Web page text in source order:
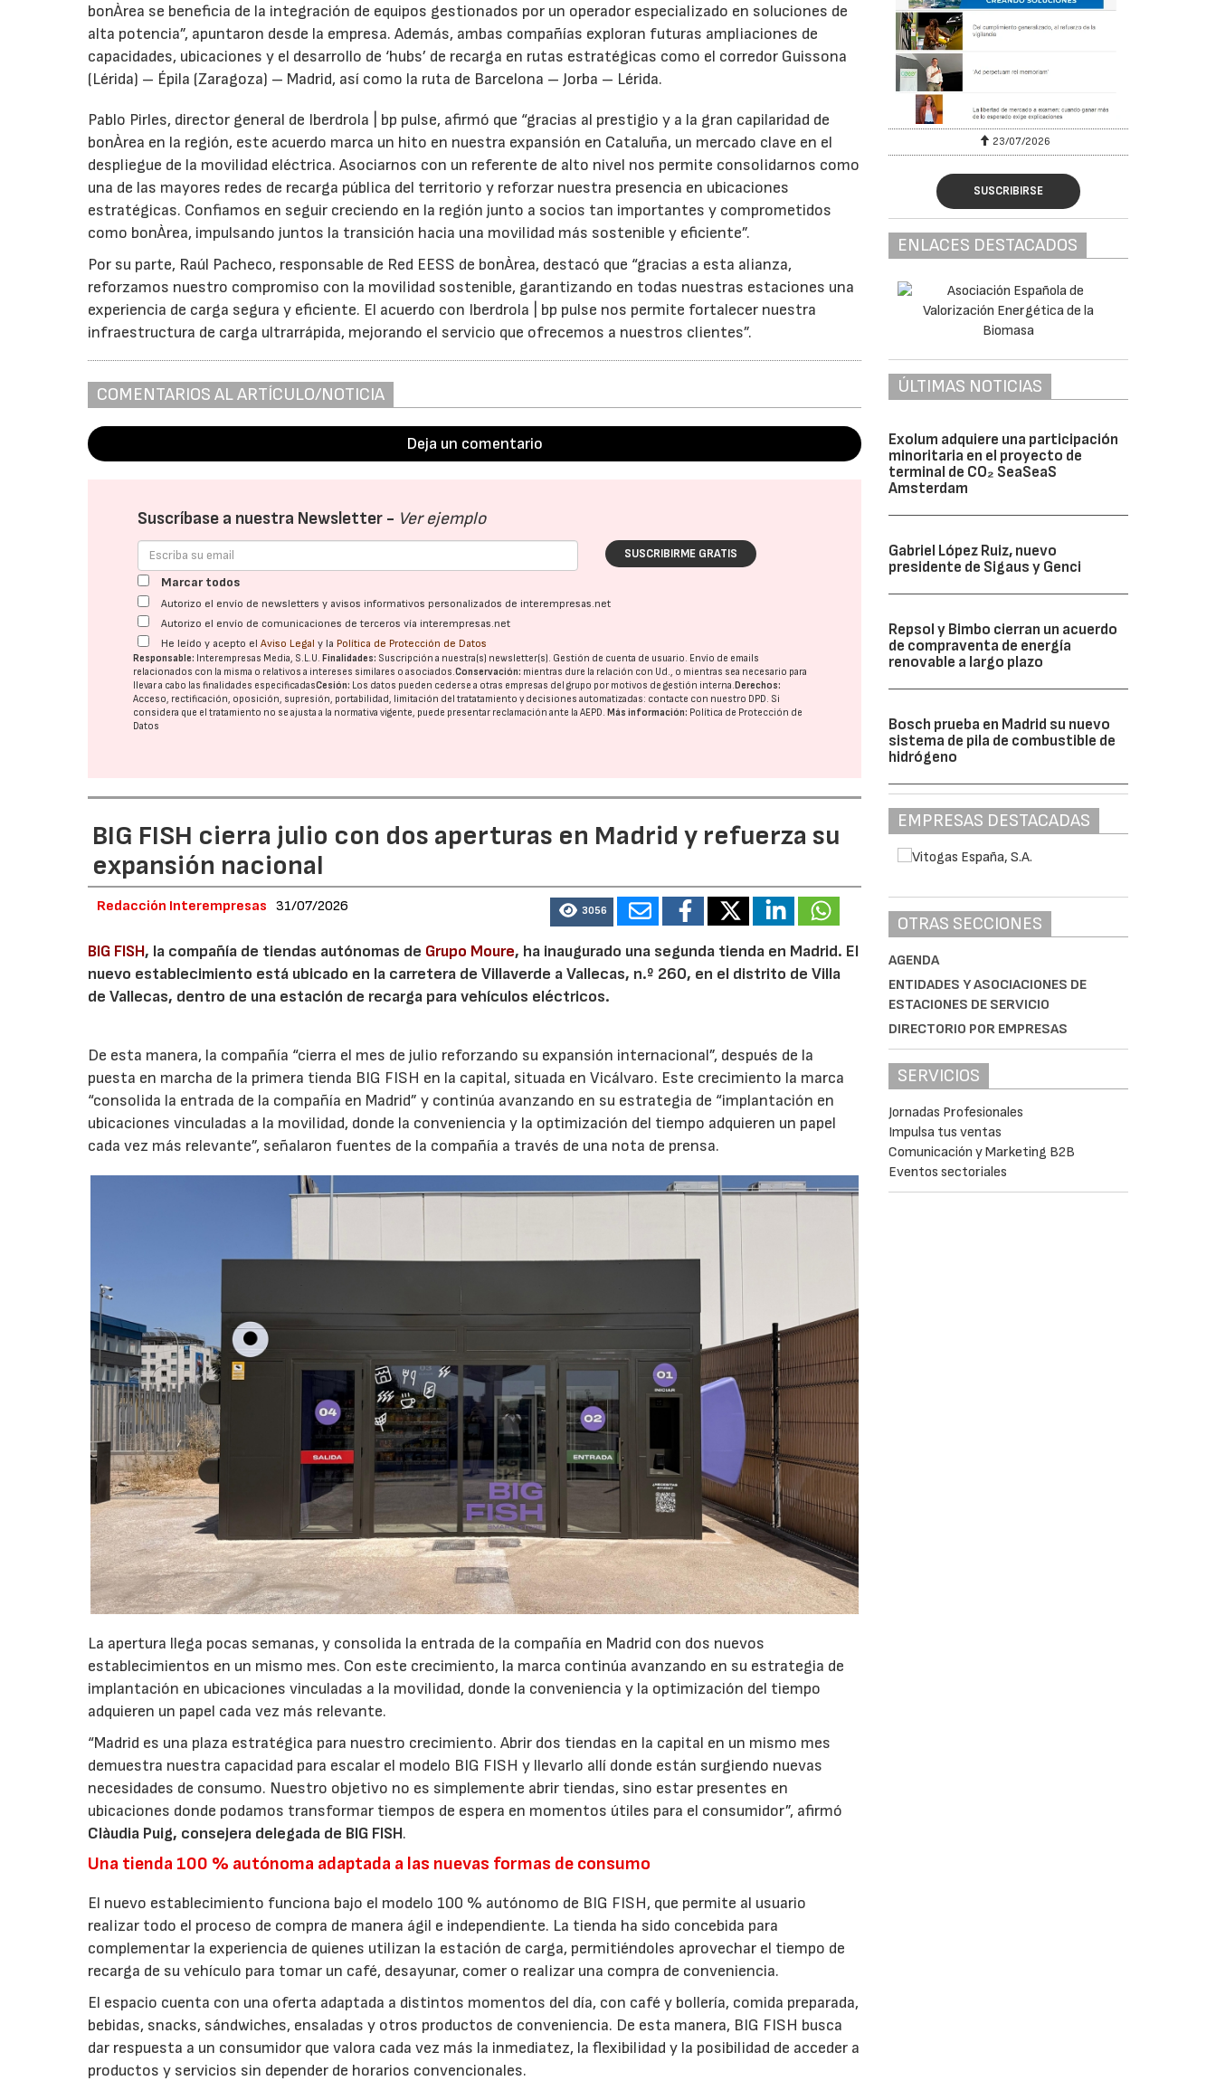
bonÀrea se beneficia de la integración de equipos gestionados por un operador especializado en soluciones de
alta potencia”, apuntaron desde la empresa. Además, ambas compañías exploran futuras ampliaciones de
capacidades, ubicaciones y el desarrollo de ‘hubs’ de recarga en rutas estratégicas como el corredor Guissona
(Lérida) – Épila (Zaragoza) – Madrid, así como la ruta de Barcelona – Jorba – Lérida.
Pablo Pirles, director general de Iberdrola | bp pulse, afirmó que “gracias al prestigio y a la gran capilaridad de
bonÀrea en la región, este acuerdo marca un hito en nuestra expansión en Cataluña, un mercado clave en el
despliegue de la movilidad eléctrica. Asociarnos con un referente de alto nivel nos permite consolidarnos como
una de las mayores redes de recarga pública del territorio y reforzar nuestra presencia en ubicaciones
estratégicas. Confiamos en seguir creciendo en la región junto a socios tan importantes y comprometidos
como bonÀrea, impulsando juntos la transición hacia una movilidad más sostenible y eficiente”.
Por su parte, Raúl Pacheco, responsable de Red EESS de bonÀrea, destacó que “gracias a esta alianza,
reforzamos nuestro compromiso con la movilidad sostenible, garantizando en todas nuestras estaciones una
experiencia de carga segura y eficiente. El acuerdo con Iberdrola | bp pulse nos permite fortalecer nuestra
infraestructura de carga ultrarrápida, mejorando el servicio que ofrecemos a nuestros clientes”.
COMENTARIOS AL ARTÍCULO/NOTICIA
Deja un comentario
Suscríbase a nuestra Newsletter - Ver ejemplo
SUSCRIBIRME GRATIS
Marcar todos
Autorizo el envío de newsletters y avisos informativos personalizados de interempresas.net
Autorizo el envío de comunicaciones de terceros vía interempresas.net
He leído y acepto elAviso Legal y la Política de Protección de Datos
Responsable: Interempresas Media, S.L.U.Finalidades: Suscripción a nuestra(s) newsletter(s). Gestión de cuenta de usuario. Envío de emails
relacionados con la misma o relativos a intereses similares o asociados.Conservación: mientras dure la relación con Ud., o mientras sea necesario para
llevar a cabo las finalidades especificadasCesión: Los datos pueden cederse a otras empresas del grupo por motivos de gestión interna.Derechos:
Acceso, rectificación, oposición, supresión, portabilidad, limitación del tratatamiento y decisiones automatizadas: contacte con nuestro DPD. Si
considera que el tratamiento no se ajusta a la normativa vigente, puede presentar reclamación ante laAEPD.Más información: Política de Protección de
Datos
BIG FISH cierra julio con dos aperturas en Madrid y refuerza su
expansión nacional
Redacción Interempresas 31/07/2026 3056
BIG FISH, la compañía de tiendas autónomas de Grupo Moure, ha inaugurado una segunda tienda en Madrid. El
nuevo establecimiento está ubicado en la carretera de Villaverde a Vallecas, n.º 260, en el distrito de Villa
de Vallecas, dentro de una estación de recarga para vehículos eléctricos.
De esta manera, la compañía “cierra el mes de julio reforzando su expansión internacional”, después de la
puesta en marcha de la primera tienda BIG FISH en la capital, situada en Vicálvaro. Este crecimiento la marca
“consolida la entrada de la compañía en Madrid” y continúa avanzando en su estrategia de “implantación en
ubicaciones vinculadas a la movilidad, donde la conveniencia y la optimización del tiempo adquieren un papel
cada vez más relevante”, señalaron fuentes de la compañía a través de una nota de prensa.
La apertura llega pocas semanas, y consolida la entrada de la compañía en Madrid con dos nuevos
establecimientos en un mismo mes. Con este crecimiento, la marca continúa avanzando en su estrategia de
implantación en ubicaciones vinculadas a la movilidad, donde la conveniencia y la optimización del tiempo
adquieren un papel cada vez más relevante.
“Madrid es una plaza estratégica para nuestro crecimiento. Abrir dos tiendas en la capital en un mismo mes
demuestra nuestra capacidad para escalar el modelo BIG FISH y llevarlo allí donde están surgiendo nuevas
necesidades de consumo. Nuestro objetivo no es simplemente abrir tiendas, sino estar presentes en
ubicaciones donde podamos transformar tiempos de espera en momentos útiles para el consumidor”, afirmó
Clàudia Puig, consejera delegada de BIG FISH.
Una tienda 100 % autónoma adaptada a las nuevas formas de consumo
El nuevo establecimiento funciona bajo el modelo 100 % autónomo de BIG FISH, que permite al usuario
realizar todo el proceso de compra de manera ágil e independiente. La tienda ha sido concebida para
complementar la experiencia de quienes utilizan la estación de carga, permitiéndoles aprovechar el tiempo de
recarga de su vehículo para tomar un café, desayunar, comer o realizar una compra de conveniencia.
El espacio cuenta con una oferta adaptada a distintos momentos del día, con café y bollería, comida preparada,
bebidas, snacks, sándwiches, ensaladas y otros productos de conveniencia. De esta manera, BIG FISH busca
dar respuesta a un consumidor que valora cada vez más la inmediatez, la flexibilidad y la posibilidad de acceder a
productos y servicios sin depender de horarios convencionales.
23/07/2026 30/07/2026 23/07/2026
SUSCRIBIRSE
ENLACES DESTACADOS
ÚLTIMAS NOTICIAS
Exolum adquiere una participación
minoritaria en el proyecto de
terminal de CO₂ SeaSeaS
Amsterdam
Gabriel López Ruiz, nuevo
presidente de Sigaus y Genci
Repsol y Bimbo cierran un acuerdo
de compraventa de energía
renovable a largo plazo
Bosch prueba en Madrid su nuevo
sistema de pila de combustible de
hidrógeno
EMPRESAS DESTACADAS
OTRAS SECCIONES
AGENDA
ENTIDADES Y ASOCIACIONES DE
ESTACIONES DE SERVICIO
DIRECTORIO POR EMPRESAS
SERVICIOS
Jornadas Profesionales
Impulsa tus ventas
Comunicación y Marketing B2B
Eventos sectoriales